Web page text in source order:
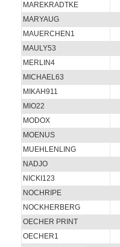
MAREKRADTKE
MARYAUG
MAUERCHEN1
MAULY53
MERLIN4
MICHAEL63
MIKAH911
MIO22
MODOX
MOENUS
MUEHLENLING
NADJO
NICKI123
NOCHRIPE
NOCKHERBERG
OECHER PRINT
OECHER1